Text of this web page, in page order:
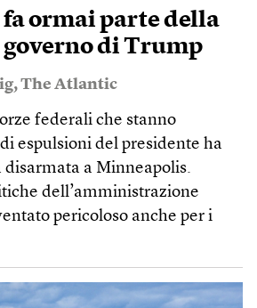
ormai parte della
di Trump
,The Atlantic
federali che stanno
espulsioni del presidente ha
disarmata a Minneapolis.
dell’amministrazione
pericoloso anche per i